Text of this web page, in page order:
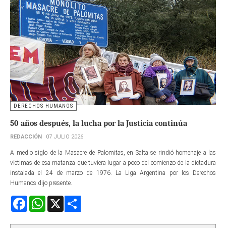
DERECHOS HUMANOS
50 años después, la lucha por la Justicia continúa
REDACCIÓN 07 JULIO 2026
A medio siglo de la Masacre de Palomitas, en Salta se rindió homenaje a las
víctimas de esa matanza que tuviera lugar a poco del comienzo de la dictadura
instalada el 24 de marzo de 1976. La Liga Argentina por los Derechos
Humanos dijo presente.
FacebookWhatsApp